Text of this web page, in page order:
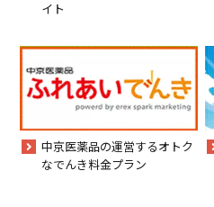
イト
中京医薬品の運営するオトク
なでんき料金プラン